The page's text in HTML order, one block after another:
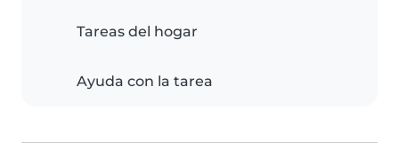
Tareas del hogar
Ayuda con la tarea